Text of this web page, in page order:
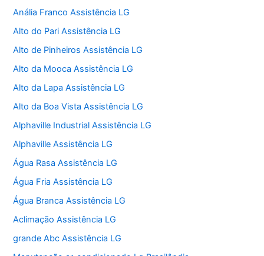
Anália Franco Assistência LG
Alto do Pari Assistência LG
Alto de Pinheiros Assistência LG
Alto da Mooca Assistência LG
Alto da Lapa Assistência LG
Alto da Boa Vista Assistência LG
Alphaville Industrial Assistência LG
Alphaville Assistência LG
Água Rasa Assistência LG
Água Fria Assistência LG
Água Branca Assistência LG
Aclimação Assistência LG
grande Abc Assistência LG